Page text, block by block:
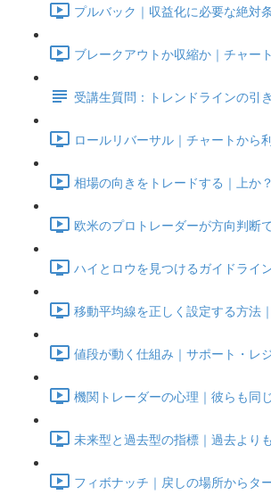
プルバック｜収益化に必要な絶対
ブレークアウトか収縮か｜チャー
受講生質問：トレンドラインの引
ロールリバーサル｜チャートから
相場の向きをトレードする｜上か
欧米のプロトレーダーが方向判断
ハイとロウを見つけるガイドライ
移動平均線を正しく設定する方法
値段が動く仕組み｜サポート・レ
機関トレーダーの心理｜彼らも同
未来型と過去型の指標｜過去より
フィボナッチ｜戻しの場所からタ